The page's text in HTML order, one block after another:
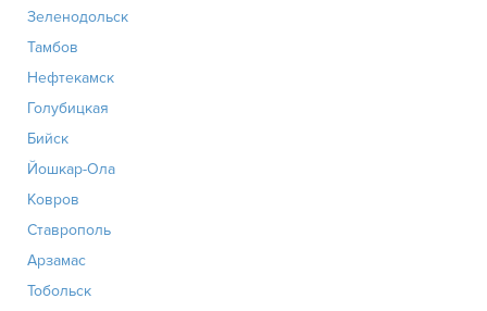
Зеленодольск
Тамбов
Нефтекамск
Голубицкая
Бийск
Йошкар-Ола
Ковров
Ставрополь
Арзамас
Тобольск